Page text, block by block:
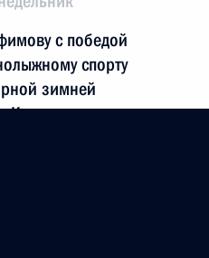
с победой
спорту
зимней
Красноярске